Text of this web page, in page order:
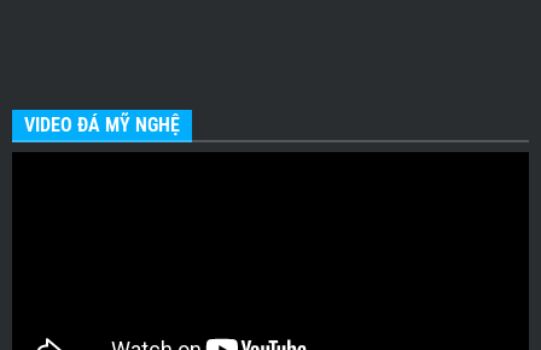
VIDEO ĐÁ MỸ NGHỆ